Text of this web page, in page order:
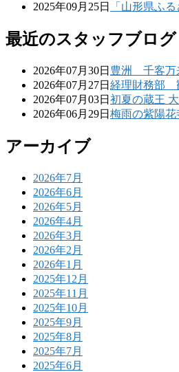
2025年09月25日
「山形県ふ
最近のスタッフブログ
2026年07月30日 豊洲 千客万
2026年07月27日 経理財務部
2026年07月03日 初夏の蔵王 大
2026年06月29日 梅雨の紫陽花
アーカイブ
2026年7月
2026年6月
2026年5月
2026年4月
2026年3月
2026年2月
2026年1月
2025年12月
2025年11月
2025年10月
2025年9月
2025年8月
2025年7月
2025年6月